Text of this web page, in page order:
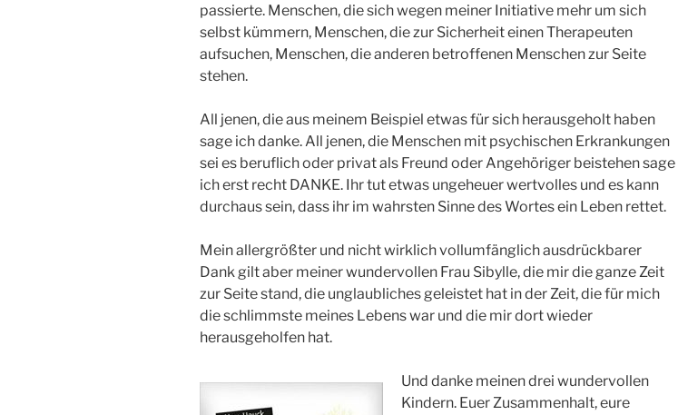
passierte. Menschen, die sich wegen meiner Initiative mehr um sich
selbst kümmern, Menschen, die zur Sicherheit einen Therapeuten
aufsuchen, Menschen, die anderen betroffenen Menschen zur Seite
stehen.
All jenen, die aus meinem Beispiel etwas für sich herausgeholt haben
sage ich danke. All jenen, die Menschen mit psychischen Erkrankungen
sei es beruflich oder privat als Freund oder Angehöriger beistehen sage
ich erst recht DANKE. Ihr tut etwas ungeheuer wertvolles und es kann
durchaus sein, dass ihr im wahrsten Sinne des Wortes ein Leben rettet.
Mein allergrößter und nicht wirklich vollumfänglich ausdrückbarer
Dank gilt aber meiner wundervollen Frau Sibylle, die mir die ganze Zeit
zur Seite stand, die unglaubliches geleistet hat in der Zeit, die für mich
die schlimmste meines Lebens war und die mir dort wieder
herausgeholfen hat.
Und danke meinen drei wundervollen
Kindern. Euer Zusammenhalt, eure